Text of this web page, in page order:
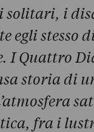
solitari, i
egli stesso
I Quattro
storia di
fra i